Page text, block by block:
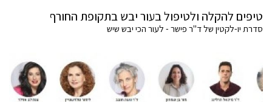
טיפים להקלה ולטיפול בעור יבש בתקופת החורף
סדרת יו-לקטין של ד"ר פישר - לעור הכי יבש שיש